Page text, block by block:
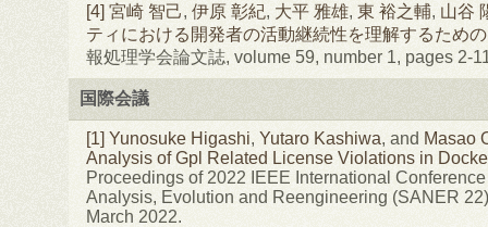
[4] 宮崎 智己, 伊原 彰紀, 大平 雅雄, 東 裕之輔, 山谷
ティにおける開発者の活動継続性を理解するため
報処理学会論文誌, volume 59, number 1, pages 2-
国際会議
[1] Yunosuke Higashi, Yutaro Kashiwa, and Masao
Analysis of Gpl Related License Violations in
Proceedings of 2022 IEEE International
Analysis, Evolution and Reengineering (SANER
March 2022.